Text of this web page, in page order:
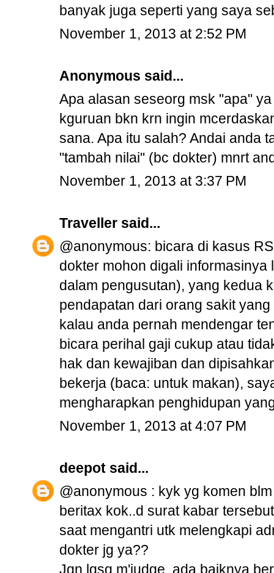
banyak juga seperti yang saya
November 1, 2013 at 2:52 PM
Anonymous said...
Apa alasan seseorg msk "apa"
kguruan bkn krn ingin
sana. Apa itu salah? Andai anda
"tambah nilai" (bc dokter) mnrt
November 1, 2013 at 3:37 PM
Traveller said...
@anonymous: bicara di kasus
dokter mohon digali
dalam pengusutan), yang kedua
pendapatan dari orang sakit
kalau anda pernah mendengar
bicara perihal gaji cukup atau
hak dan kewajiban dan
bekerja (baca: untuk makan),
mengharapkan penghidupan
November 1, 2013 at 4:07 PM
deepot said...
@anonymous : kyk yg komen
beritax kok..d surat kabar
saat mengantri utk melengkapi
dokter jg ya??
Jgn lgsg m'judge,,ada baiknya